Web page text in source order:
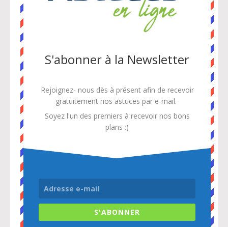
S'abonner à la Newsletter
Rejoignez- nous dès à présent afin de recevoir
gratuitement nos astuces par e-mail.
Soyez l'un des premiers à recevoir nos bons
plans :)
S'ABONNER